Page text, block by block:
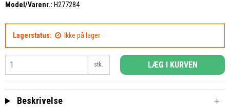
Model/Varenr.: H277284
Lagerstatus: Ikke på lager
stk. LÆG I KURVEN
Beskrivelse